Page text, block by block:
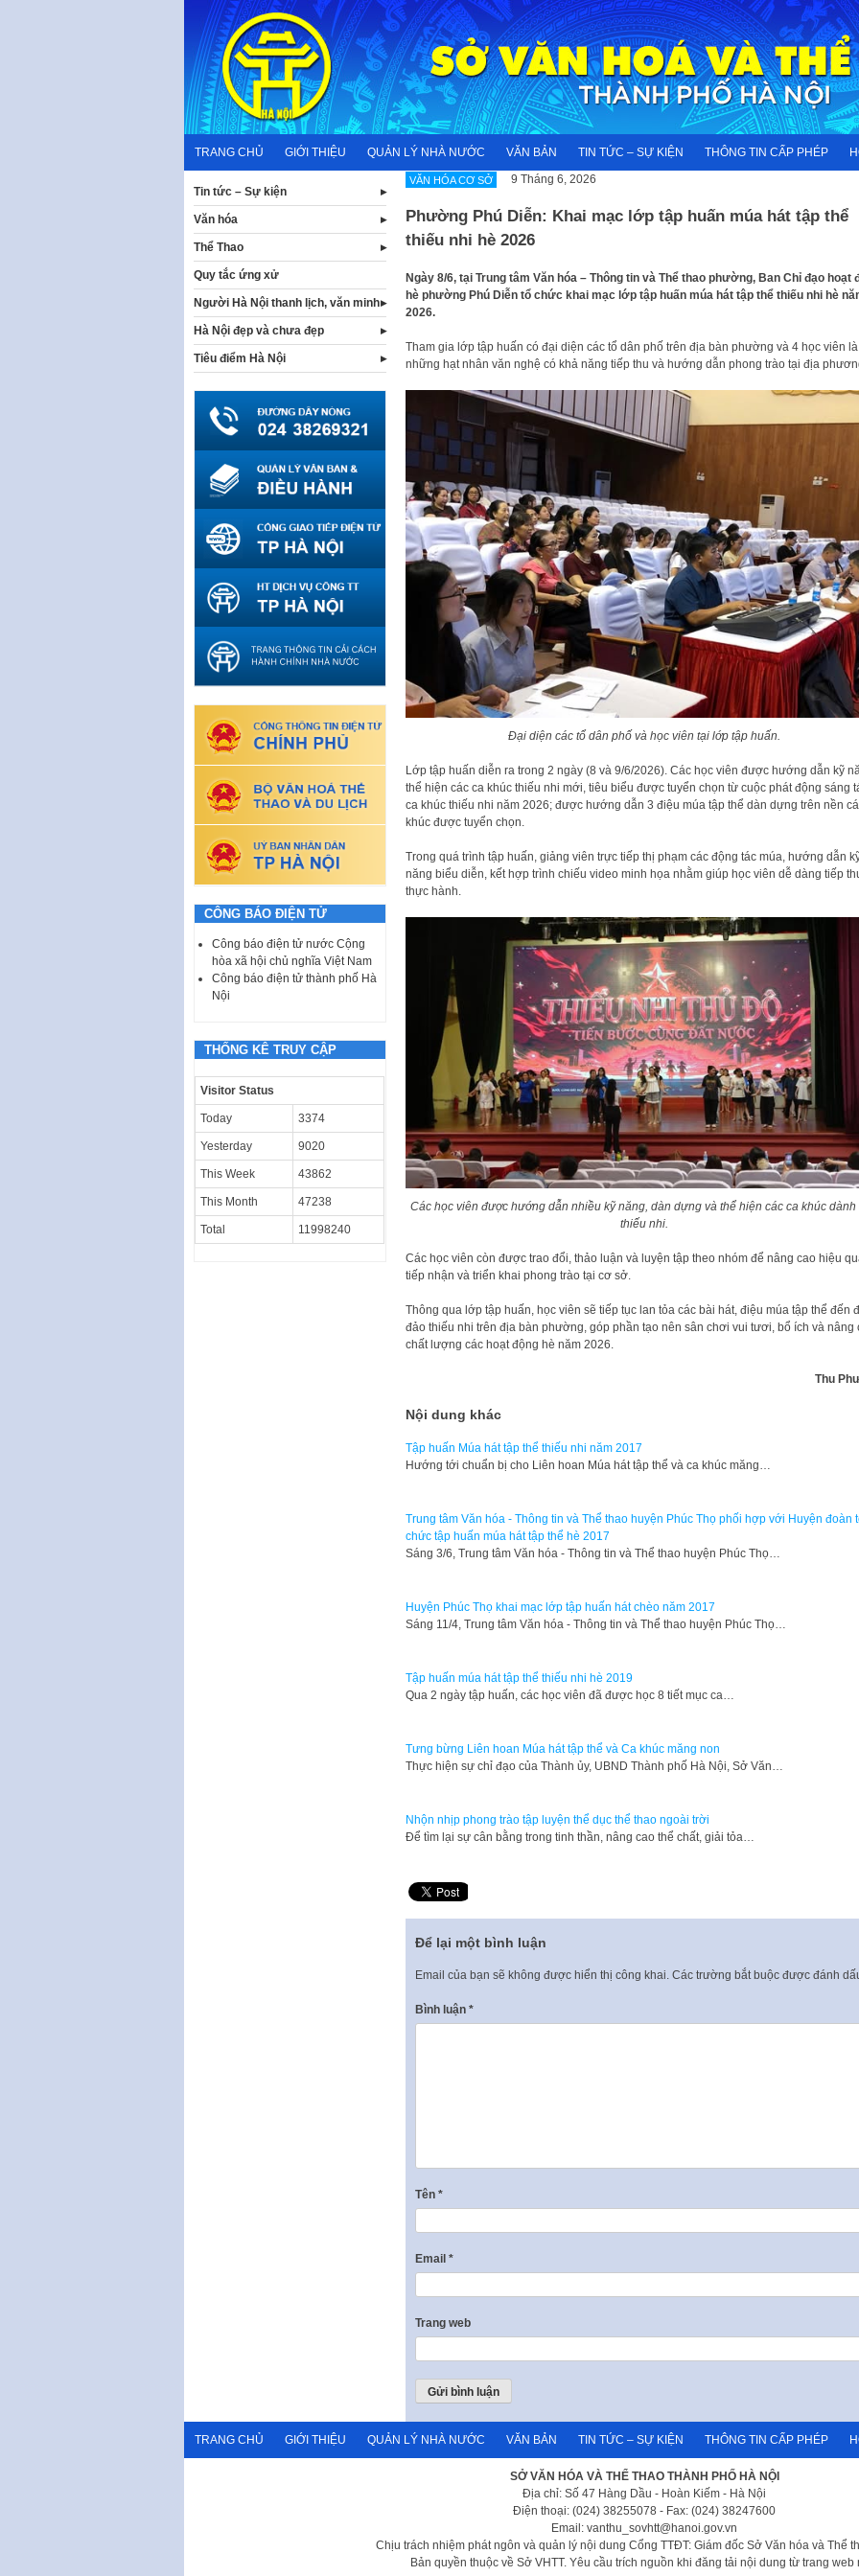
content
TRANG CHỦ GIỚI THIỆU QUẢN LÝ NHÀ NƯỚC VĂN BẢN TIN TỨC – SỰ KIỆN THÔNG TIN CẤP PHÉP
VĂN HÓA CƠ SỞ 9 Tháng 6, 2026
Phường Phú Diễn: Khai mạc lớp tập huấn múa hát tập thể
thiếu nhi hè 2026
Ngày 8/6, tại Trung tâm Văn hóa – Thông tin và Thể thao phường, Ban Chỉ đạo hoạt
hè phường Phú Diễn tổ chức khai mạc lớp tập huấn múa hát tập thể thiếu nhi hè
2026.
Tham gia lớp tập huấn có đại diện các tổ dân phố trên địa bàn phường và 4 học viên là
những hạt nhân văn nghệ có khả năng tiếp thu và hướng dẫn phong trào tại địa
Đại diện các tổ dân phố và học viên tại lớp tập huấn.
Lớp tập huấn diễn ra trong 2 ngày (8 và 9/6/2026). Các học viên được hướng dẫn kỹ
thể hiện các ca khúc thiếu nhi mới, tiêu biểu được tuyển chọn từ cuộc phát động sáng
ca khúc thiếu nhi năm 2026; được hướng dẫn 3 điệu múa tập thể dàn dựng trên nền
khúc được tuyển chọn.
Trong quá trình tập huấn, giảng viên trực tiếp thị phạm các động tác múa, hướng dẫn
năng biểu diễn, kết hợp trình chiếu video minh họa nhằm giúp học viên dễ dàng tiếp
thực hành.
Các học viên được hướng dẫn nhiều kỹ năng, dàn dựng và thể hiện các ca khúc dành
thiếu nhi.
Các học viên còn được trao đổi, thảo luận và luyện tập theo nhóm để nâng cao hiệu
tiếp nhận và triển khai phong trào tại cơ sở.
Thông qua lớp tập huấn, học viên sẽ tiếp tục lan tỏa các bài hát, điệu múa tập thể đến
đảo thiếu nhi trên địa bàn phường, góp phần tạo nên sân chơi vui tươi, bổ ích và nâng
chất lượng các hoạt động hè năm 2026.
Thu
Nội dung khác
Tập huấn Múa hát tập thể thiếu nhi năm 2017
Hướng tới chuẩn bị cho Liên hoan Múa hát tập thể và ca khúc măng…
Trung tâm Văn hóa - Thông tin và Thể thao huyện Phúc Thọ phối hợp với Huyện đoàn
chức tập huấn múa hát tập thể hè 2017
Sáng 3/6, Trung tâm Văn hóa - Thông tin và Thể thao huyện Phúc Thọ…
Huyện Phúc Thọ khai mạc lớp tập huấn hát chèo năm 2017
Sáng 11/4, Trung tâm Văn hóa - Thông tin và Thể thao huyện Phúc Thọ…
Tập huấn múa hát tập thể thiếu nhi hè 2019
Qua 2 ngày tập huấn, các học viên đã được học 8 tiết mục ca…
Tưng bừng Liên hoan Múa hát tập thể và Ca khúc măng non
Thực hiện sự chỉ đạo của Thành ủy, UBND Thành phố Hà Nội, Sở Văn…
Nhộn nhịp phong trào tập luyện thể dục thể thao ngoài trời
Để tìm lại sự cân bằng trong tinh thần, nâng cao thể chất, giải tỏa…
Để lại một bình luận
Email của bạn sẽ không được hiển thị công khai. Các trường bắt buộc được đánh
Bình luận *
Tên *
Email *
Trang web
Tin tức – Sự kiện
Văn hóa
Thể Thao
Quy tắc ứng xử
Người Hà Nội thanh lịch, văn minh
Hà Nội đẹp và chưa đẹp
Tiêu điểm Hà Nội
CÔNG BÁO ĐIỆN TỬ
Công báo điện tử nước Cộng
hòa xã hội chủ nghĩa Việt Nam
Công báo điện tử thành phố Hà
Nội
THỐNG KÊ TRUY CẬP
Visitor Status
Today 3374
Yesterday 9020
This Week 43862
This Month 47238
Total 11998240
TRANG CHỦ GIỚI THIỆU QUẢN LÝ NHÀ NƯỚC VĂN BẢN TIN TỨC – SỰ KIỆN THÔNG TIN CẤP PHÉP
SỞ VĂN HÓA VÀ THỂ THAO THÀNH PHỐ HÀ NỘI
Địa chỉ: Số 47 Hàng Dầu - Hoàn Kiếm - Hà Nội
Điện thoại: (024) 38255078 - Fax: (024) 38247600
Email: vanthu_sovhtt@hanoi.gov.vn
Chịu trách nhiệm phát ngôn và quản lý nội dung Cổng TTĐT: Giám đốc Sở Văn hóa và Thể
Bản quyền thuộc về Sở VHTT. Yêu cầu trích nguồn khi đăng tải nội dung từ trang web